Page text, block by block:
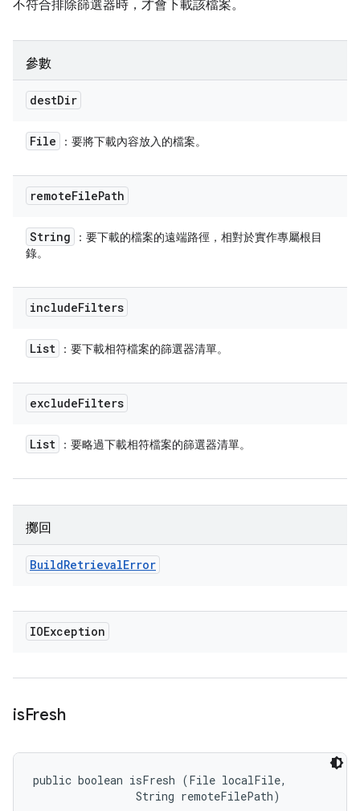
不符合排除篩選器時，才會下載該檔案。
參數
destDir
File ：要將下載內容放入的檔案。
remoteFilePath
String
：要下載的檔案的遠端路徑，相對於實作專屬根目
錄。
includeFilters
List ：要下載相符檔案的篩選器清單。
excludeFilters
List ：要略過下載相符檔案的篩選器清單。
擲回
BuildRetrievalError
IOException
isFresh
public boolean isFresh (File localFile,
                String remoteFilePath)